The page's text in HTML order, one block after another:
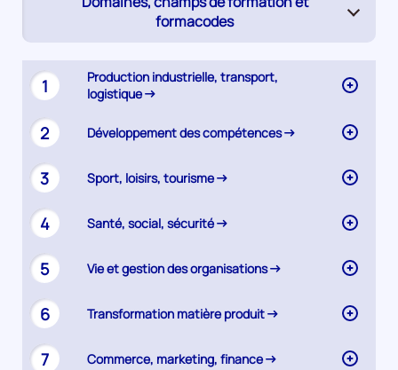
formacodes
(page
1
Production industrielle, transport,
logistique
2 Développement des compétences
3 Sport, loisirs, tourisme
4 Santé, social, sécurité
5 Vie et gestion des organisations
6 Transformation matière produit
7 Commerce, marketing, finance